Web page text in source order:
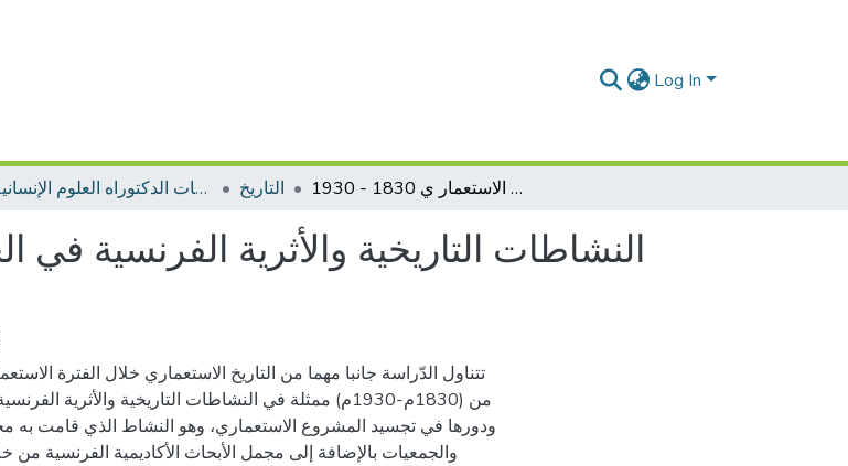
Log In
الأطروحات الدكتوراه العلوم الإنسانية التاريخ النشاطات التاريخية والأثرية الفرنسية في الجزائر ودورها في تجسيد المشروع الاستعمار ي 1830 - 1930
النشاطات التاريخية والأثرية الفرنسية
تتناول الدّراسة جانبا مهما من التاريخ الاستعماري خلال الفترة
من (1830م-1930م) ممثلة في النشاطات التاريخية والأثرية
ودورها في تجسيد المشروع الاستعماري، وهو النشاط الذي قامت به
والجمعيات بالإضافة إلى مجمل الأبحاث الأكاديمية الفرنسية من